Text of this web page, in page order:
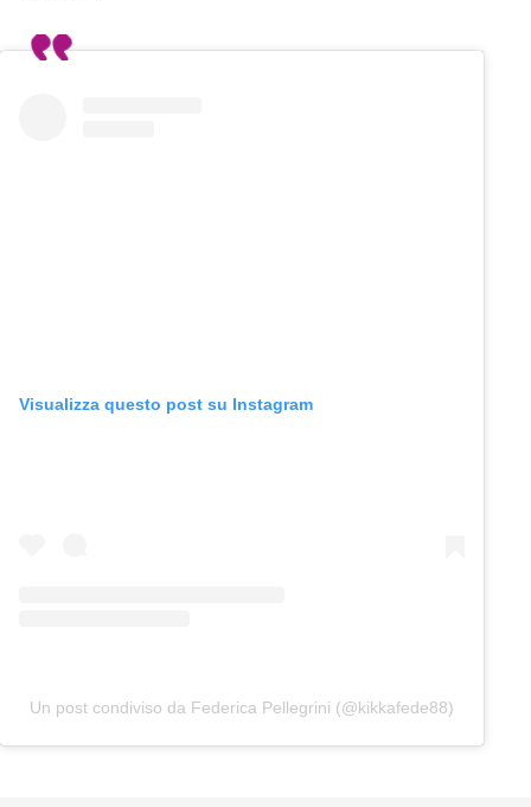
Visualizza questo post su Instagram
Un post condiviso da Federica Pellegrini (@kikkafede88)